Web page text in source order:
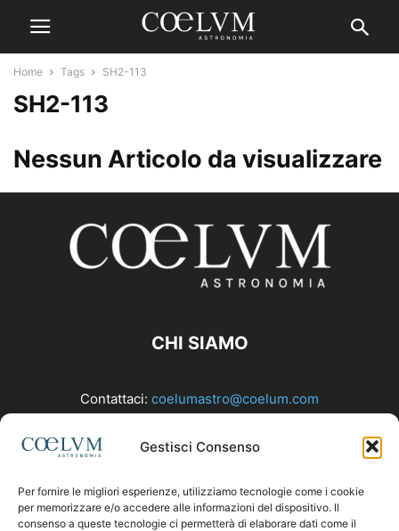
Gestisci Consenso
Per fornire le migliori esperienze, utilizziamo tecnologie come i cookie
per memorizzare e/o accedere alle informazioni del dispositivo. Il
consenso a queste tecnologie ci permetterà di elaborare dati come il
Home Tags SH2-113
SH2-113
Nessun Articolo da visualizzare
CHI SIAMO
Contattaci: coelumastro@coelum.com
SEGUICI